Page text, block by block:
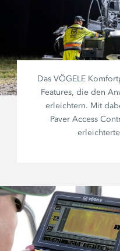
Das VÖGELE
Features, die den
erleichtern. Mit
Paver Access